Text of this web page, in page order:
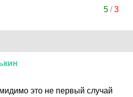
5/3
это не первый случай